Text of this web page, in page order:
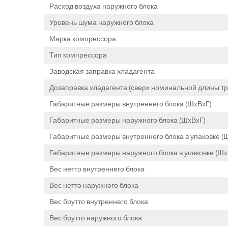
Расход воздуха наружного блока
Уровень шума наружного блока
Марка компрессора
Тип компрессора
Заводская заправка хладагента
Дозаправка хладагента (сверх номинальной длины
Габаритные размеры внутреннего блока (ШxВxГ)
Габаритные размеры наружного блока (ШxВxГ)
Габаритные размеры внутреннего блока в упаковке
Габаритные размеры наружного блока в упаковке
Вес нетто внутреннего блока
Вес нетто наружного блока
Вес брутто внутреннего блока
Вес брутто наружного блока